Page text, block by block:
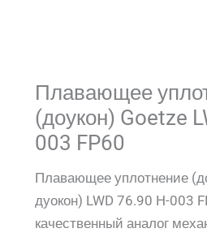
Плавающее
(доукон) Goetze
003 FP60
Плавающее уплотнение
дуокон) LWD 76.90 H-003
качественный аналог